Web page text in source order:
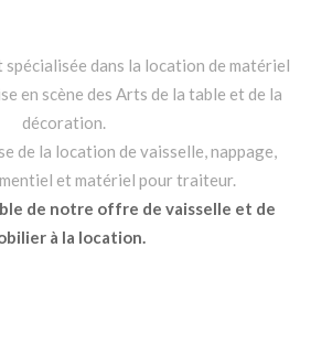
dans la location de matériel
en scène des Arts de la table et de la
décoration.
de la location de vaisselle, nappage,
et matériel pour traiteur.
de notre offre de vaisselle et de
à la location.